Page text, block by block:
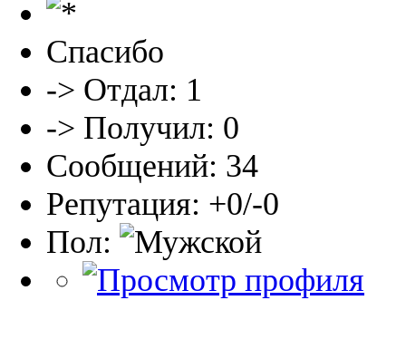
Спасибо
-> Отдал: 1
-> Получил: 0
Сообщений: 34
Репутация: +0/-0
Пол: